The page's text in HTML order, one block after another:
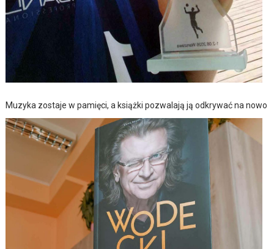
Muzyka zostaje w pamięci, a książki pozwalają ją odkrywać na nowo